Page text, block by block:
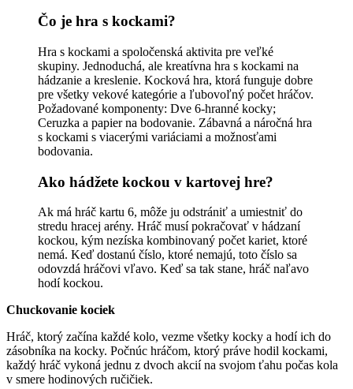
Čo je hra s kockami?
Hra s kockami a spoločenská aktivita pre veľké
skupiny. Jednoduchá, ale kreatívna hra s kockami na
hádzanie a kreslenie. Kocková hra, ktorá funguje dobre
pre všetky vekové kategórie a ľubovoľný počet hráčov.
Požadované komponenty: Dve 6-hranné kocky;
Ceruzka a papier na bodovanie. Zábavná a náročná hra
s kockami s viacerými variáciami a možnosťami
bodovania.
Ako hádžete kockou v kartovej hre?
Ak má hráč kartu 6, môže ju odstrániť a umiestniť do
stredu hracej arény. Hráč musí pokračovať v hádzaní
kockou, kým nezíska kombinovaný počet kariet, ktoré
nemá. Keď dostanú číslo, ktoré nemajú, toto číslo sa
odovzdá hráčovi vľavo. Keď sa tak stane, hráč naľavo
hodí kockou.
Chuckovanie kociek
Hráč, ktorý začína každé kolo, vezme všetky kocky a hodí ich do
zásobníka na kocky. Počnúc hráčom, ktorý práve hodil kockami,
každý hráč vykoná jednu z dvoch akcií na svojom ťahu počas kola
v smere hodinových ručičiek.